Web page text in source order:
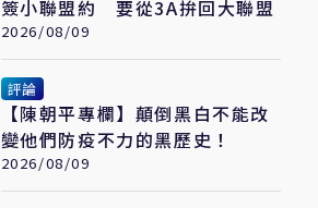
簽小聯盟約 要從3A拚回大聯盟
2026/08/09
評論
【陳朝平專欄】顛倒黑白不能改
變他們防疫不力的黑歷史！
2026/08/09